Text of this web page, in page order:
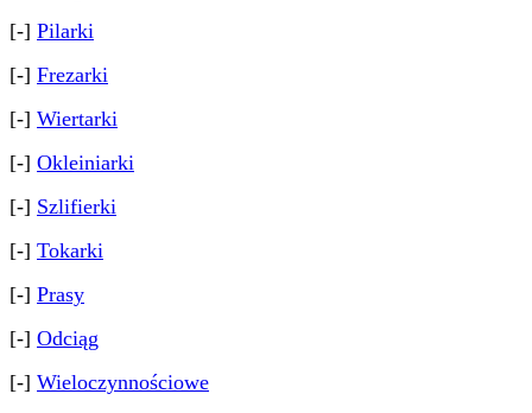
[-] Pilarki
[-] Frezarki
[-] Wiertarki
[-] Okleiniarki
[-] Szlifierki
[-] Tokarki
[-] Prasy
[-] Odciąg
[-] Wieloczynnościowe